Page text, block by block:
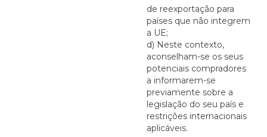
de reexportação para
países que não integrem
a UE;
d) Neste contexto,
aconselham-se os seus
potenciais compradores
a informarem-se
previamente sobre a
legislação do seu país e
restrições internacionais
aplicáveis.